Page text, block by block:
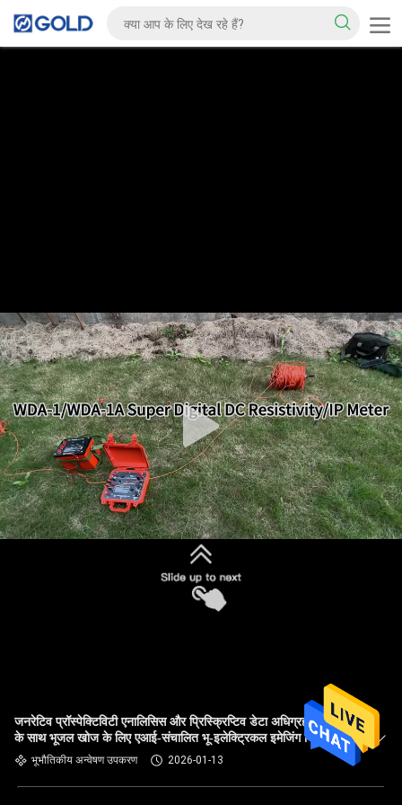
जनरेटिव प्रॉस्पेक्टिविटी एनालिसिस और प्रिस्क्रिप्टिव डेटा अधिग्रहण योजना
के साथ भूजल खोज के लिए एआई-संचालित भू-इलेक्ट्रिकल इमेजिंग सिस्टम
भूभौतिकीय अन्वेषण उपकरण 2026-01-13